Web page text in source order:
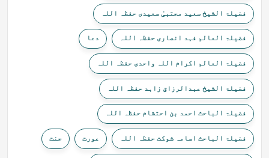
فضیلۃ الشیخ سعید مجتبیٰ سعیدی حفظہ اللہ
فضیلۃ العالم فہد انصاری حفظہ اللہ دعا
فضیلۃ العالم اکرام اللہ واحدی حفظہ اللہ
فضیلۃ الشیخ عبدالرزاق زاہد حفظہ اللہ
فضیلۃ الباحث احمد بن احتشام حفظہ اللہ
فضیلۃ الباحث اسامہ شوکت حفظہ اللہ عورت جنت